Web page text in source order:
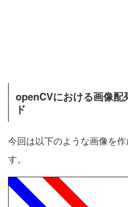
openCVにおける画像配
ド
今回は以下のような画像を
す。